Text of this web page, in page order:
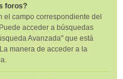
foros?
el campo correspondiente del
acceder a búsquedas
Avanzada" que está
manera de acceder a la